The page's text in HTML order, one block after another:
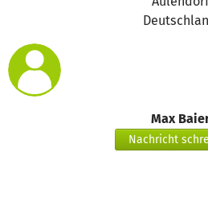
Max
Nachricht